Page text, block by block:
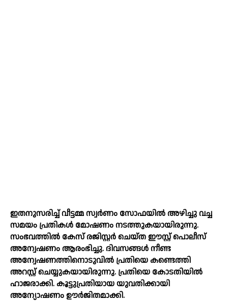
ഇതനുസരിച്ച്‌ വീട്ടമ്മ സ്വർണം സോഫയില്‍ അഴിച്ചു വച്ച
സമയം പ്രതികള്‍ മോഷണം നടത്തുകയായിരുന്നു.
സംഭവത്തില്‍ കേസ് രജിസ്റ്റർ ചെയ്ത ഈസ്റ്റ് പൊലീസ്
അന്വേഷണം ആരംഭിച്ചു. ദിവസങ്ങള്‍ നീണ്ട
അന്വേഷണത്തിനൊടുവില്‍ പ്രതിയെ കണ്ടെത്തി
അറസ്റ്റ് ചെയ്യുകയായിരുന്നു. പ്രതിയെ കോടതിയില്‍
ഹാജരാക്കി. കൂട്ടുപ്രതിയായ യുവതിക്കായി
അന്യോഷണം ഊർജിതമാക്കി.